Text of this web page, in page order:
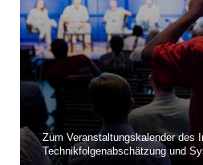
Zum Veranstaltungskalender des
Technikfolgenabschätzung und